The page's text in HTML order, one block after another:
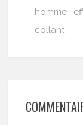
homme :
collant